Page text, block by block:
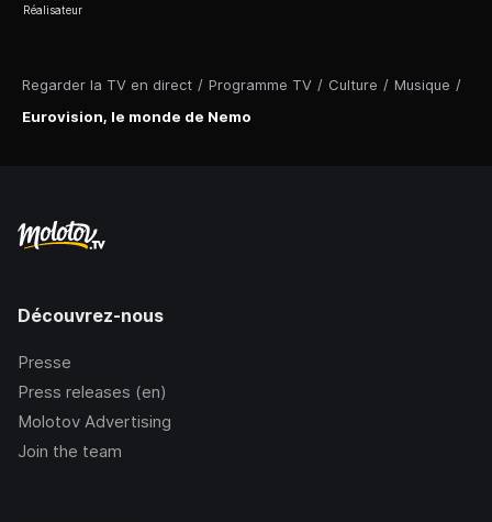
Regarder la TV en direct / Programme TV / Culture / Musique /
Eurovision, le monde de Nemo
Réalisateur
Découvrez-nous
Presse
Press releases (en)
Molotov Advertising
Join the team